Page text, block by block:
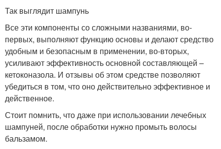
Так выглядит шампунь
Все эти компоненты со сложными названиями, во-
первых, выполняют функцию основы и делают средство
удобным и безопасным в применении, во-вторых,
усиливают эффективность основной составляющей –
кетоконазола. И отзывы об этом средстве позволяют
убедиться в том, что оно действительно эффективное и
действенное.
Стоит помнить, что даже при использовании лечебных
шампуней, после обработки нужно промыть волосы
бальзамом.